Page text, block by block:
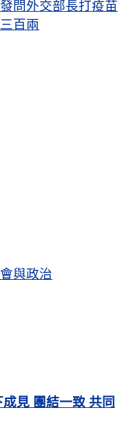
問外交部長打疫苗
百兩
與政治
見 團結一致 共同